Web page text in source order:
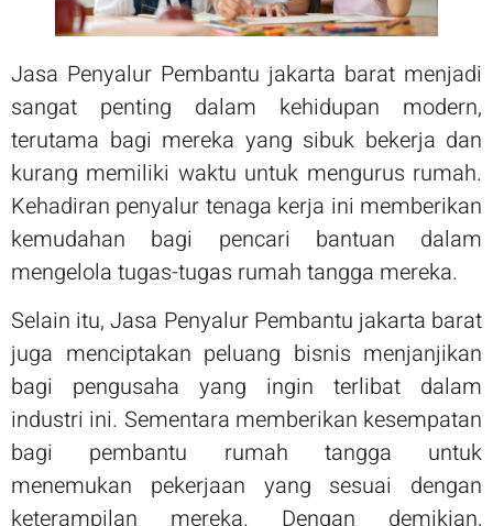
Jasa Penyalur Pembantu jakarta barat menjadi
sangat penting dalam kehidupan modern,
terutama bagi mereka yang sibuk bekerja dan
kurang memiliki waktu untuk mengurus rumah.
Kehadiran penyalur tenaga kerja ini memberikan
kemudahan bagi pencari bantuan dalam
mengelola tugas-tugas rumah tangga mereka.
Selain itu, Jasa Penyalur Pembantu jakarta barat
juga menciptakan peluang bisnis menjanjikan
bagi pengusaha yang ingin terlibat dalam
industri ini. Sementara memberikan kesempatan
bagi pembantu rumah tangga untuk
menemukan pekerjaan yang sesuai dengan
keterampilan mereka. Dengan demikian,